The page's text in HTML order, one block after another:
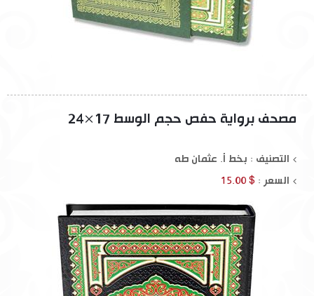
مصحف برواية حفص حجم الوسط 17×24
التصنيف : بخط أ. عثمان طه
السعر : $ 15.00